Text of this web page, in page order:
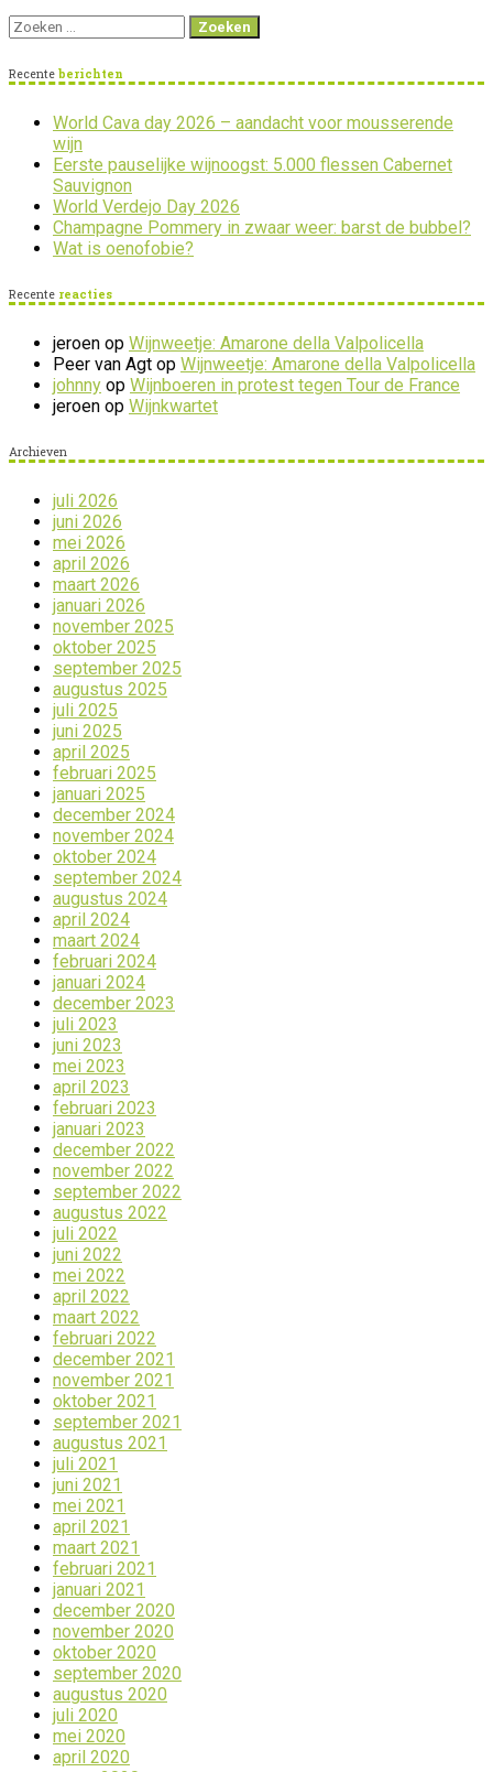
Zoeken
Recente berichten
World Cava day 2026 – aandacht voor mousserende
wijn
Eerste pauselijke wijnoogst: 5.000 flessen Cabernet
Sauvignon
World Verdejo Day 2026
Champagne Pommery in zwaar weer: barst de bubbel?
Wat is oenofobie?
Recente reacties
jeroen op Wijnweetje: Amarone della Valpolicella
Peer van Agt op Wijnweetje: Amarone della Valpolicella
johnny op Wijnboeren in protest tegen Tour de France
jeroen op Wijnkwartet
Archieven
juli 2026
juni 2026
mei 2026
april 2026
maart 2026
januari 2026
november 2025
oktober 2025
september 2025
augustus 2025
juli 2025
juni 2025
april 2025
februari 2025
januari 2025
december 2024
november 2024
oktober 2024
september 2024
augustus 2024
april 2024
maart 2024
februari 2024
januari 2024
december 2023
juli 2023
juni 2023
mei 2023
april 2023
februari 2023
januari 2023
december 2022
november 2022
september 2022
augustus 2022
juli 2022
juni 2022
mei 2022
april 2022
maart 2022
februari 2022
december 2021
november 2021
oktober 2021
september 2021
augustus 2021
juli 2021
juni 2021
mei 2021
april 2021
maart 2021
februari 2021
januari 2021
december 2020
november 2020
oktober 2020
september 2020
augustus 2020
juli 2020
mei 2020
april 2020